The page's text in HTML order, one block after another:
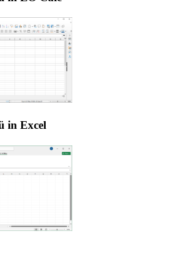
in Excel